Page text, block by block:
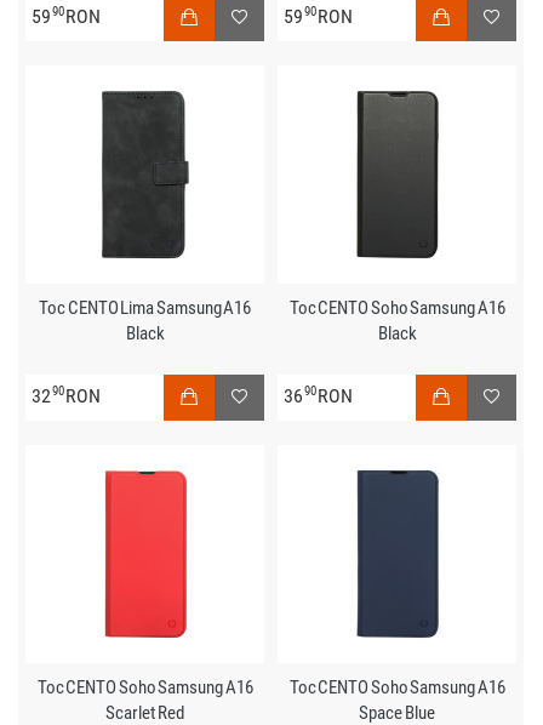
5990RON 5990RON
Toc CENTO Lima Samsung A16
Black
3290RON
Toc CENTO Soho Samsung A16
Black
3690RON
Toc CENTO Soho Samsung A16
Scarlet Red
Toc CENTO Soho Samsung A16
Space Blue